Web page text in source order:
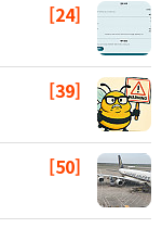
[24]
[39]
[50]